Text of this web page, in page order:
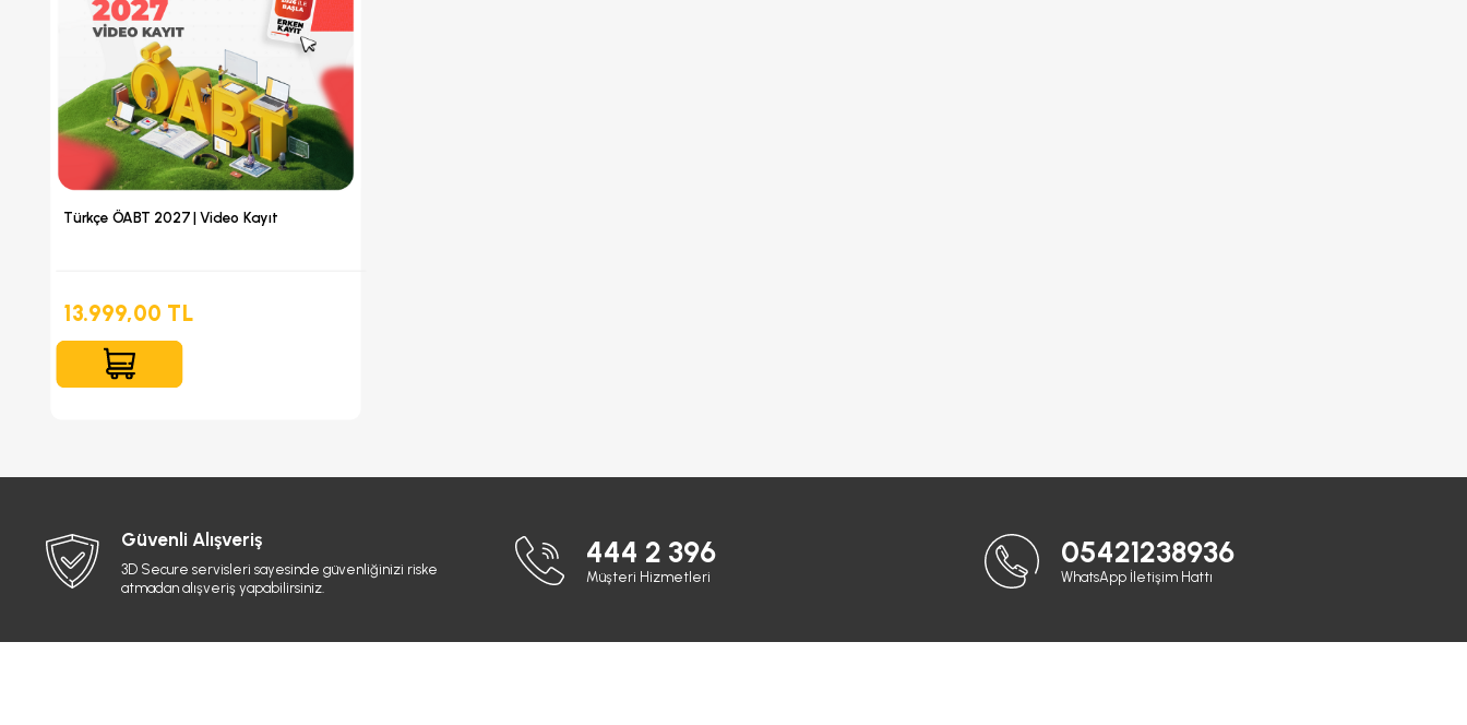
Türkçe ÖABT 2027 | Video Kayıt
13.999,00 TL
Güvenli Alışveriş
3D Secure servisleri sayesinde güvenliğinizi riske
atmadan alışveriş yapabilirsiniz.
444 2 396
Müşteri Hizmetleri
05421238936
WhatsApp İletişim Hattı